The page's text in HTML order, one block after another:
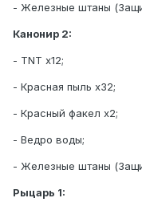
- Железные штаны
Канонир 2:
- TNT х12;
- Красная пыль х32;
- Красный факел х2;
- Ведро воды;
- Железные штаны
Рыцарь 1: